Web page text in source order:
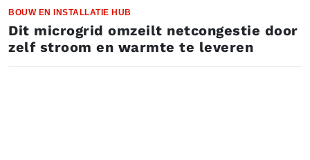
BOUW EN INSTALLATIE HUB
Dit microgrid omzeilt netcongestie door
zelf stroom en warmte te leveren